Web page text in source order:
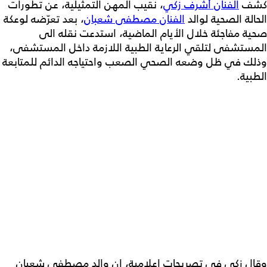
كشفالفنان أشرف زكي، نقيب المهن التمثيلية، عن تطورات
الحالة الصحية لوالدالفنان مصطفى شعبان، بعد تعرّضه لوعكة
صحية مفاجئة خلال الأيام الماضية، استدعت نقله الى
المستشفى لتلقي الرعاية الطبية اللازمة داخل المستشفى،
وذلك في ظل وضعه الصحي الصعب واحتياجه الدائم للمتابعة
الطبية.
وقال زكي في تصريحات إعلامية، إن والد مصطفى شعبان